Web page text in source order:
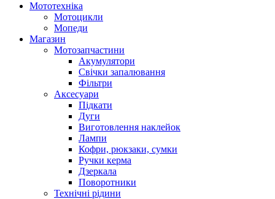
Мототехніка
Мотоцикли
Мопеди
Магазин
Мотозапчастини
Акумулятори
Свічки запалювання
Фільтри
Аксесуари
Підкати
Дуги
Виготовлення наклейок
Лампи
Кофри, рюкзаки, сумки
Ручки керма
Дзеркала
Поворотники
Технічні рідини